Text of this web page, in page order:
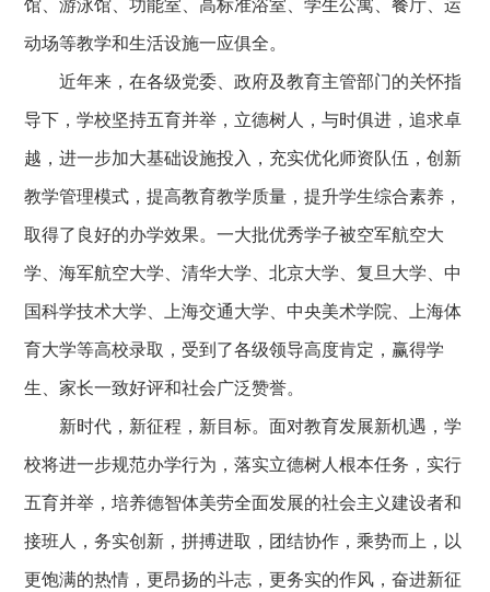
馆、游泳馆、功能室、高标准浴室、学生公寓、餐厅、运
动场等教学和生活设施一应俱全。
近年来，在各级党委、政府及教育主管部门的关怀指
导下，学校坚持五育并举，立德树人，与时俱进，追求卓
越，进一步加大基础设施投入，充实优化师资队伍，创新
教学管理模式，提高教育教学质量，提升学生综合素养，
取得了良好的办学效果。一大批优秀学子被空军航空大
学、海军航空大学、清华大学、北京大学、复旦大学、中
国科学技术大学、上海交通大学、中央美术学院、上海体
育大学等高校录取，受到了各级领导高度肯定，赢得学
生、家长一致好评和社会广泛赞誉。
新时代，新征程，新目标。面对教育发展新机遇，学
校将进一步规范办学行为，落实立德树人根本任务，实行
五育并举，培养德智体美劳全面发展的社会主义建设者和
接班人，务实创新，拼搏进取，团结协作，乘势而上，以
更饱满的热情，更昂扬的斗志，更务实的作风，奋进新征